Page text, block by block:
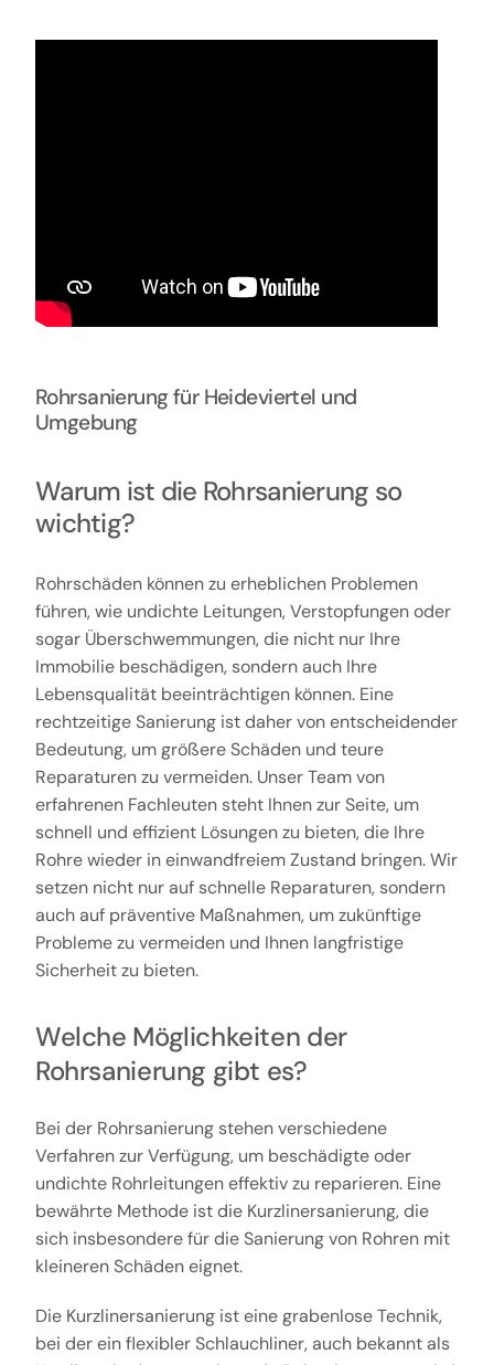
Rohrsanierung für Heideviertel und
Umgebung
Warum ist die Rohrsanierung so
wichtig?
Rohrschäden können zu erheblichen Problemen
führen, wie undichte Leitungen, Verstopfungen oder
sogar Überschwemmungen, die nicht nur Ihre
Immobilie beschädigen, sondern auch Ihre
Lebensqualität beeinträchtigen können. Eine
rechtzeitige Sanierung ist daher von entscheidender
Bedeutung, um größere Schäden und teure
Reparaturen zu vermeiden. Unser Team von
erfahrenen Fachleuten steht Ihnen zur Seite, um
schnell und effizient Lösungen zu bieten, die Ihre
Rohre wieder in einwandfreiem Zustand bringen. Wir
setzen nicht nur auf schnelle Reparaturen, sondern
auch auf präventive Maßnahmen, um zukünftige
Probleme zu vermeiden und Ihnen langfristige
Sicherheit zu bieten.
Welche Möglichkeiten der
Rohrsanierung gibt es?
Bei der Rohrsanierung stehen verschiedene
Verfahren zur Verfügung, um beschädigte oder
undichte Rohrleitungen effektiv zu reparieren. Eine
bewährte Methode ist die Kurzlinersanierung, die
sich insbesondere für die Sanierung von Rohren mit
kleineren Schäden eignet.
Die Kurzlinersanierung ist eine grabenlose Technik,
bei der ein flexibler Schlauchliner, auch bekannt als